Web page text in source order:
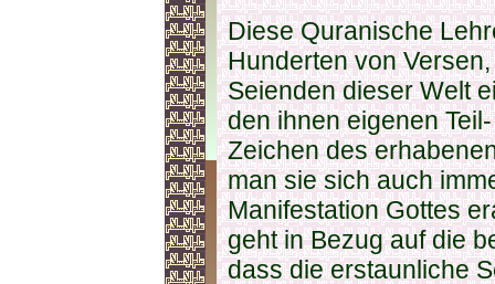
Diese Quranische
Hunderten von
Seienden dieser Welt
den ihnen eigenen
Zeichen des
man sie sich auch
Manifestation Gottes
geht in Bezug auf die
dass die erstaunliche